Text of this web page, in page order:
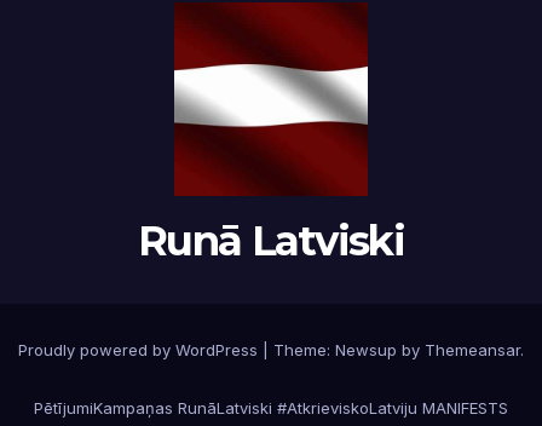
Runā Latviski
Proudly powered by WordPress Theme: Newsup by Themeansar.
PētījumiKampaņas RunāLatviski #AtkrieviskoLatviju MANIFESTS